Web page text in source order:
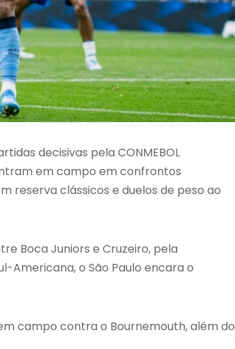
decisivas pela CONMEBOL
em campo em confrontos
reserva clássicos e duelos de peso ao
Boca Juniors e Cruzeiro, pela
Americana, o São Paulo encara o
campo contra o Bournemouth, além do